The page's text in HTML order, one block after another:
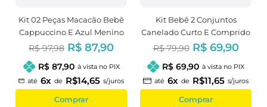
Kit 02 Peças Macacão Bebê
Cappuccino E Azul Menino
R$ 97,98 R$ 87,90
R$ 87,90 à vista no PIX
até 6x de R$14,65 s/juros
Comprar
Kit Bebê 2 Conjuntos
Canelado Curto E Comprido
Azul Marinho
R$ 79,90 R$ 69,90
R$ 69,90 à vista no PIX
até 6x de R$11,65 s/juros
Comprar